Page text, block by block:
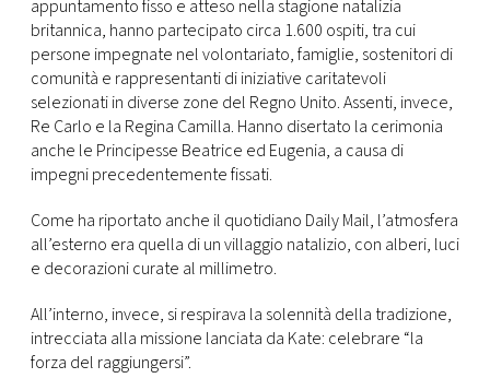
appuntamento fisso e atteso nella stagione natalizia
britannica, hanno partecipato circa 1.600 ospiti, tra cui
persone impegnate nel volontariato, famiglie, sostenitori di
comunità e rappresentanti di iniziative caritatevoli
selezionati in diverse zone del Regno Unito. Assenti, invece,
Re Carlo e la Regina Camilla. Hanno disertato la cerimonia
anche le Principesse Beatrice ed Eugenia, a causa di
impegni precedentemente fissati.
Come ha riportato anche il quotidiano Daily Mail, l’atmosfera
all’esterno era quella di un villaggio natalizio, con alberi, luci
e decorazioni curate al millimetro.
All’interno, invece, si respirava la solennità della tradizione,
intrecciata alla missione lanciata da Kate: celebrare “la
forza del raggiungersi”.